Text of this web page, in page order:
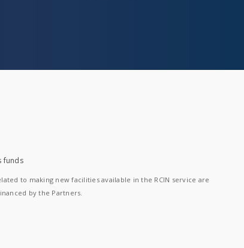
funds
to making new facilities available in the RCIN service are
by the Partners.